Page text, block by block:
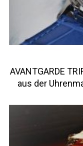
AVANTGARDE
aus der